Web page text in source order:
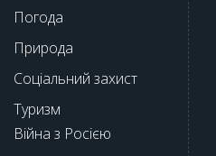
Погода
Природа
Соціальний захист
Туризм
Війна з Росією